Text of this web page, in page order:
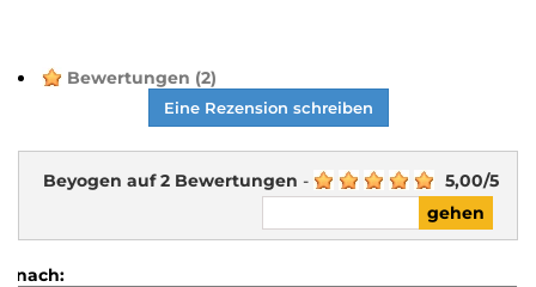
Bewertungen (2)
Eine Rezension schreiben
Beyogen auf2 Bewertungen - 5,00/5
nach: